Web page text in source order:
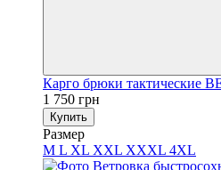
Карго брюки тактические
1 750 грн
Купить
Размер
M L XL XXL XXXL 4XL